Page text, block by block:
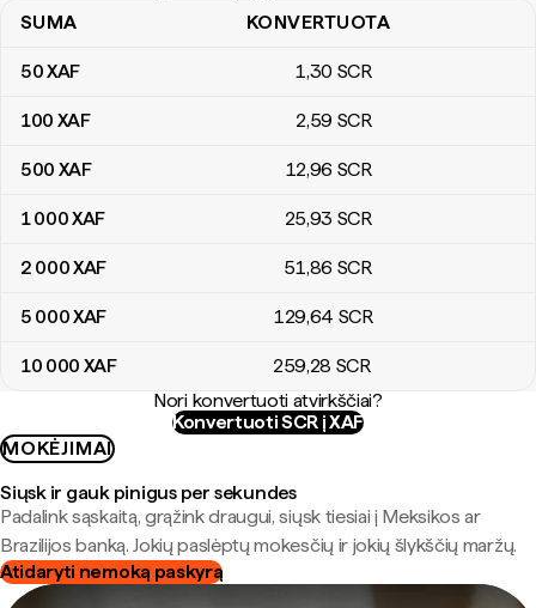
CFA BEAC frankai į Seišelių rupijos konvertavimo lentelė
SUMA KONVERTUOTA
50XAF 1,30 SCR
100 XAF 2,59 SCR
500 XAF 12,96 SCR
1 000XAF 25,93 SCR
2 000XAF 51,86 SCR
5 000XAF 129,64 SCR
10 000 XAF 259,28 SCR
Nori konvertuoti atvirkščiai?
Konvertuoti SCR į XAF
MOKĖJIMAI
Siųsk ir gauk pinigus per sekundes
Padalink sąskaitą, grąžink draugui, siųsk tiesiai į Meksikos ar
Brazilijos banką. Jokių paslėptų mokesčių ir jokių šlykščių maržų.
Atidaryti nemoką paskyrą